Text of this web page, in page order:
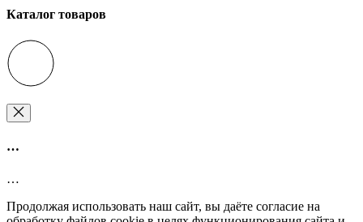
Каталог товаров
…
…
Продолжая использовать наш сайт, вы даёте согласие на